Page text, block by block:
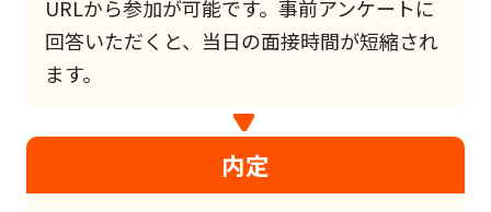
URLから参加が可能です。事前アンケートに
回答いただくと、当日の面接時間が短縮され
ます。
内定